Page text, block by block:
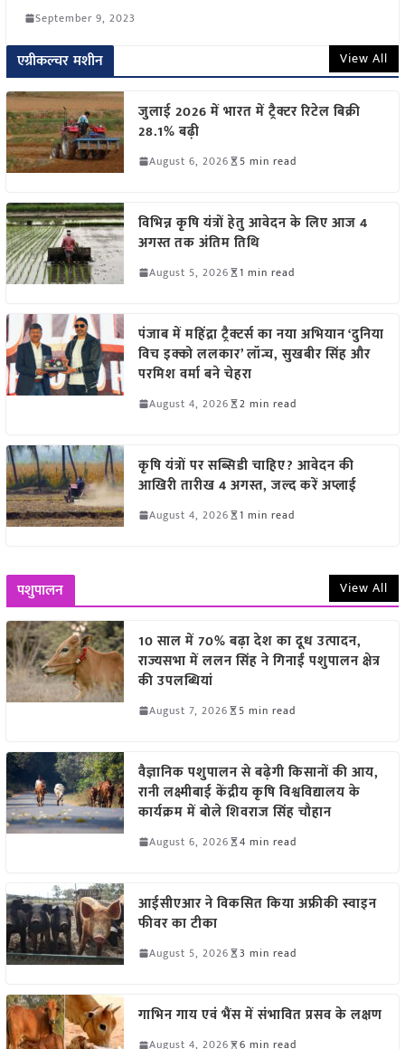
September 9, 2023
एग्रीकल्चर मशीन View All
जुलाई 2026 में भारत में ट्रैक्टर रिटेल बिक्री
28.1% बढ़ी
August 6, 2026 5 min read
विभिन्न कृषि यंत्रों हेतु आवेदन के लिए आज 4
अगस्त तक अंतिम तिथि
August 5, 2026 1 min read
पंजाब में महिंद्रा ट्रैक्टर्स का नया अभियान ‘दुनिया
विच इक्को ललकार’ लॉन्च, सुखबीर सिंह और
परमिश वर्मा बने चेहरा
August 4, 2026 2 min read
कृषि यंत्रों पर सब्सिडी चाहिए? आवेदन की
आखिरी तारीख 4 अगस्त, जल्द करें अप्लाई
August 4, 2026 1 min read
पशुपालन View All
10 साल में 70% बढ़ा देश का दूध उत्पादन,
राज्यसभा में ललन सिंह ने गिनाईं पशुपालन क्षेत्र
की उपलब्धियां
August 7, 2026 5 min read
वैज्ञानिक पशुपालन से बढ़ेगी किसानों की आय,
रानी लक्ष्मीबाई केंद्रीय कृषि विश्वविद्यालय के
कार्यक्रम में बोले शिवराज सिंह चौहान
August 6, 2026 4 min read
आईसीएआर ने विकसित किया अफ्रीकी स्वाइन
फीवर का टीका
August 5, 2026 3 min read
गाभिन गाय एवं भैंस में संभावित प्रसव के लक्षण
August 4, 2026 6 min read